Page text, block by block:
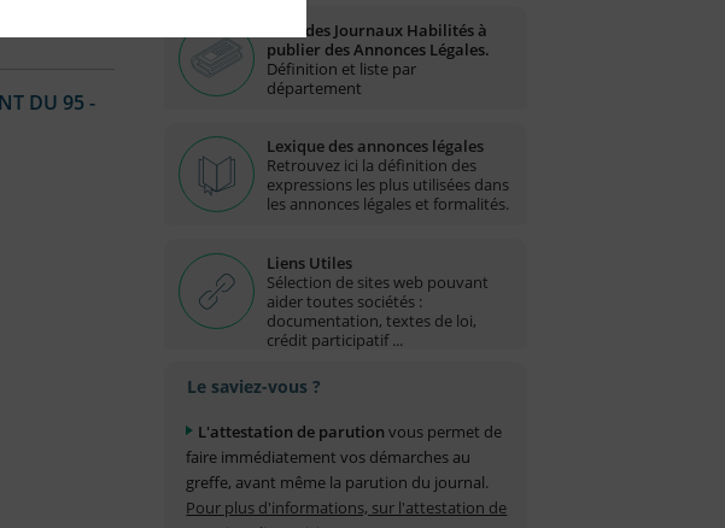
DU 95 -
Liste des Journaux Habilités à
publier des Annonces Légales.
Définition et liste par
département
Lexique des annonces légales
Retrouvez ici la définition des
expressions les plus utilisées dans
les annonces légales et formalités.
Liens Utiles
Sélection de sites web pouvant
aider toutes sociétés :
documentation, textes de loi,
crédit participatif ...
Le saviez-vous ?
L'attestation de parution vous permet de
faire immédiatement vos démarches au
greffe, avant même la parution du journal.
Pour plus d'informations, sur l'attestation de